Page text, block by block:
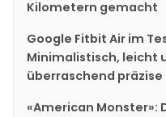
Kilometern gemacht
Google Fitbit Air im
Minimalistisch, leicht
überraschend präzise
«American Monster»: